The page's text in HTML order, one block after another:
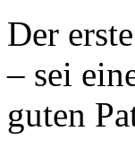
Der
– sei
guten